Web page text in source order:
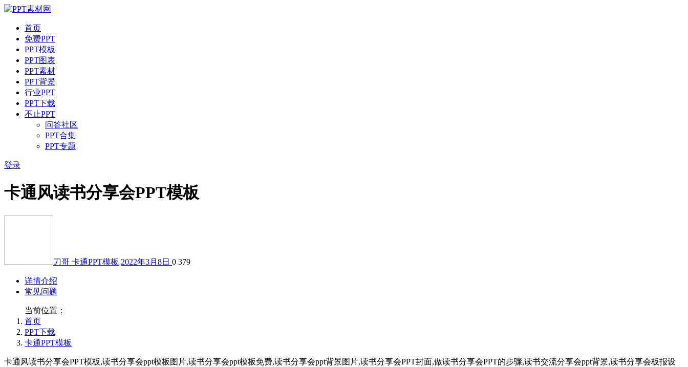
首页
免费PPT
PPT模板
PPT图表
PPT素材
PPT背景
行业PPT
PPT下载
不止PPT
问答社区
PPT合集
PPT专题
登录
卡通风读书分享会PPT模板
刀哥 卡通PPT模板 2022年3月8日 0 379
详情介绍
常见问题
当前位置：
首页
PPT下载
卡通PPT模板
卡通风读书分享会PPT模板,读书分享会ppt模板图片,读书分享会ppt模板免费,读书分享会ppt背景图片,读书分享会PPT封面,做读书分享会PPT的步骤,读书交流分享会ppt背景,读书分享会板报设